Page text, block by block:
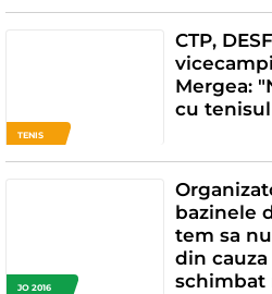
TENIS
CTP,
Mergea:
cu
JO 2016
bazinele
tem sa
din cauza
schimbat